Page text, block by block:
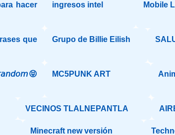
hacer
ingresos intel Mobile
que
Grupo de Billie Eilish
MC5PUNK ART
VECINOS TLALNEPANTLA
Minecraft new versión